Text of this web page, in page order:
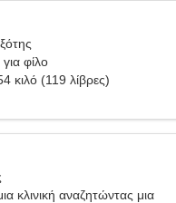
φίλο
κιλό (119 λίβρες)
κλινική αναζητώντας μια